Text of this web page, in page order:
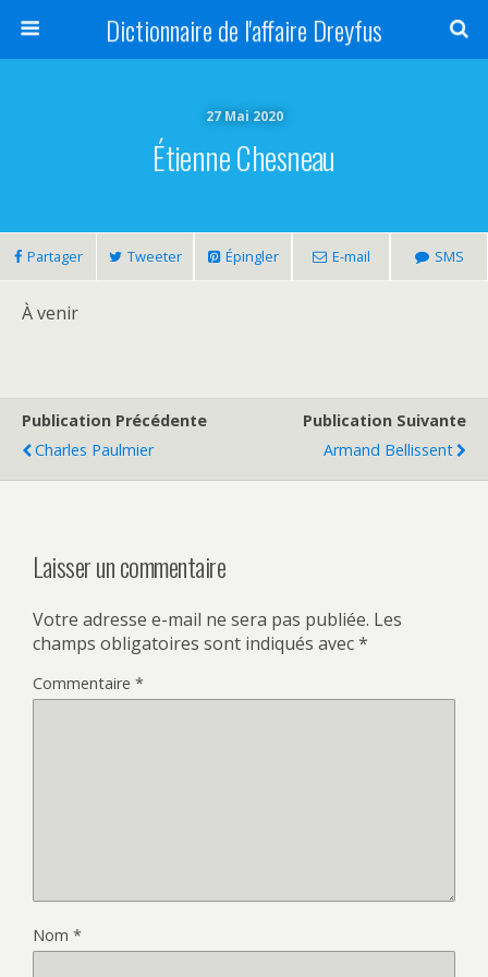
Dictionnaire de l'affaire Dreyfus
27 Mai 2020
Étienne Chesneau
Partager Tweeter Épingler E-mail SMS
À venir
Publication Précédente
Charles Paulmier
Publication Suivante
Armand Bellissent
Laisser un commentaire
Votre adresse e-mail ne sera pas publiée. Les
champs obligatoires sont indiqués avec*
Commentaire *
Nom *